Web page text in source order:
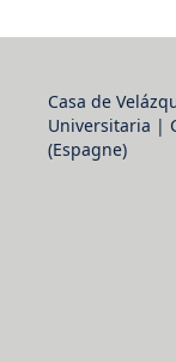
Casa de
Universitaria |
(Espagne)